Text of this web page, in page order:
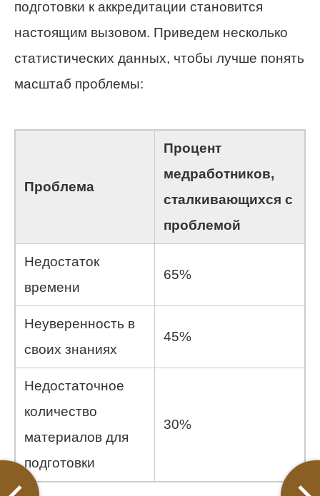
подготовки к аккредитации становится
настоящим вызовом. Приведем несколько
статистических данных, чтобы лучше понять
масштаб проблемы:
Проблема
Процент
медработников,
сталкивающихся с
проблемой
Недостаток
времени
65%
Неуверенность в
своих знаниях
45%
Недостаточное
количество
материалов для
подготовки
30%